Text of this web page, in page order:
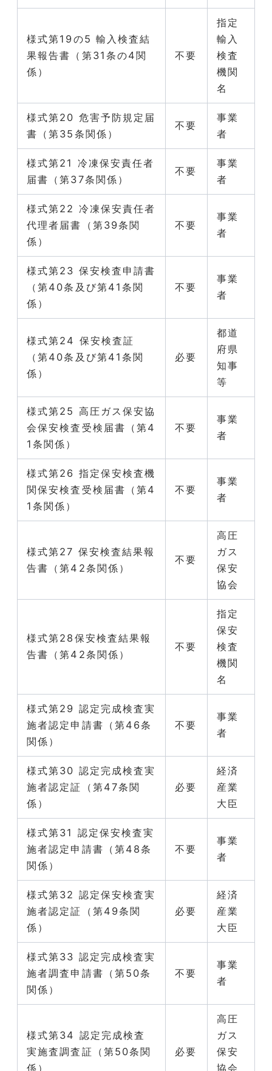
様式第19の5 輸入検査結
果報告書（第31条の4関
係）
不要
指定
輸入
検査
機関
名
様式第20 危害予防規定届
書（第35条関係）
不要
事業
者
様式第21 冷凍保安責任者
届書（第37条関係）
不要
事業
者
様式第22 冷凍保安責任者
代理者届書（第39条関
係）
不要
事業
者
様式第23 保安検査申請書
（第40条及び第41条関
係）
不要
事業
者
様式第24 保安検査証
（第40条及び第41条関
係）
必要
都道
府県
知事
等
様式第25 高圧ガス保安協
会保安検査受検届書（第4
1条関係）
不要
事業
者
様式第26 指定保安検査機
関保安検査受検届書（第4
1条関係）
不要
事業
者
様式第27 保安検査結果報
告書（第42条関係）
不要
高圧
ガス
保安
協会
様式第28保安検査結果報
告書（第42条関係）
不要
指定
保安
検査
機関
名
様式第29 認定完成検査実
施者認定申請書（第46条
関係）
不要
事業
者
様式第30 認定完成検査実
施者認定証（第47条関
係）
必要
経済
産業
大臣
様式第31 認定保安検査実
施者認定申請書（第48条
関係）
不要
事業
者
様式第32 認定保安検査実
施者認定証（第49条関
係）
必要
経済
産業
大臣
様式第33 認定完成検査実
施者調査申請書（第50条
関係）
不要
事業
者
様式第34 認定完成検査
実施査調査証（第50条関
係）
必要
高圧
ガス
保安
協会